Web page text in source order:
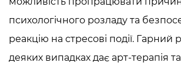
психологічного розладу та
реакцію на стресові події. Гарний
деяких випадках дає арт-терапія